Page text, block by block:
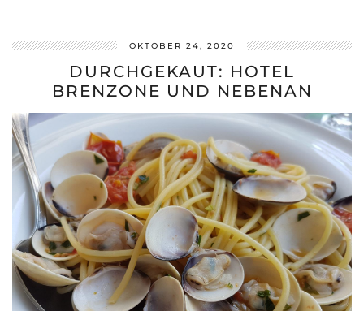
OKTOBER 24, 2020
DURCHGEKAUT: HOTEL
BRENZONE UND NEBENAN